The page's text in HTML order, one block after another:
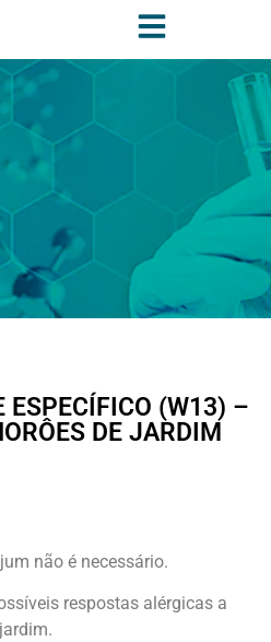
ESPECÍFICO (W13) –
DE JARDIM
não é necessário.
respostas alérgicas a